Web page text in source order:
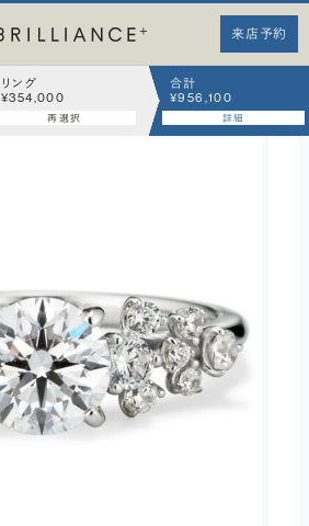
来店予約
リング
¥354,000
再選択
合計
¥956,100
詳細